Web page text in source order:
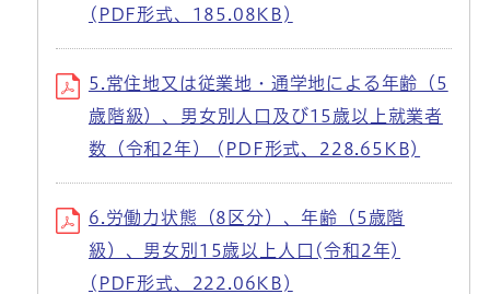
(PDF形式、185.08KB)
5.常住地又は従業地・通学地による年齢（5
歳階級）、男女別人口及び15歳以上就業者
数（令和2年） (PDF形式、228.65KB)
6.労働力状態（8区分）、年齢（5歳階
級）、男女別15歳以上人口(令和2年)
(PDF形式、222.06KB)